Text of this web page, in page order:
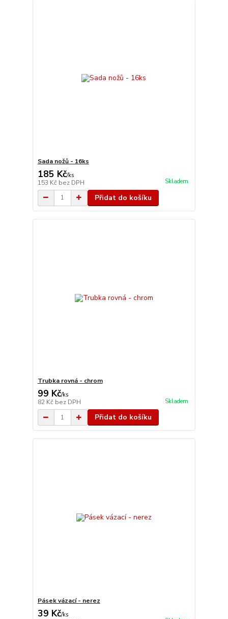
Sada nožů - 16ks
185 Kč/ks
153 Kč bez DPH Skladem
Přidat do košíku
Trubka rovná - chrom
99 Kč/ks
82 Kč bez DPH Skladem
Přidat do košíku
Pásek vázací - nerez
39 Kč/ks